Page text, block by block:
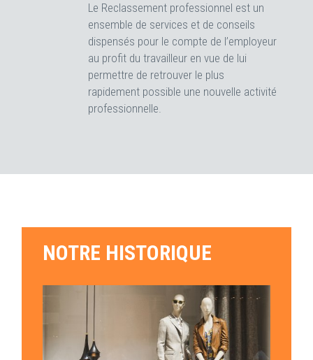
Le Reclassement professionnel est un
ensemble de services et de conseils
dispensés pour le compte de l’employeur
au profit du travailleur en vue de lui
permettre de retrouver le plus
rapidement possible une nouvelle activité
professionnelle.
NOTRE HISTORIQUE